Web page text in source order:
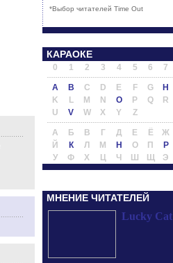
*Выбор читателей Time Out
КАРАОКЕ
0 1 2 3 4 5 6 7
A B C D E F G H
K
L M N O P Q R
U
V W X Y Z
А Б В Г Д Е Ё Ж
Й
К Л М Н О П Р
У
Ф Х Ц Ч Ш Щ Э
МНЕНИЕ ЧИТАТЕЛЕЙ
Lucky Cat